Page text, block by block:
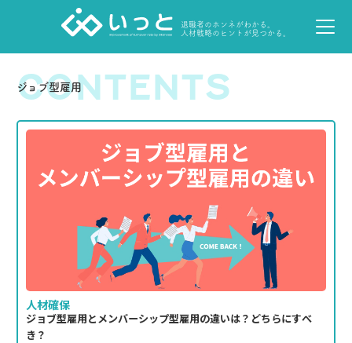
退職者のホンネがわかる。
人材戦略のヒントが見つかる。
ジョブ型雇用
CONTENTS
人材確保
ジョブ型雇用とメンバーシップ型雇用の違いは？どちらにすべ
き？